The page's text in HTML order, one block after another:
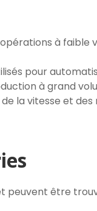
à faible
pour
à grand
la vitesse et des
peuvent être